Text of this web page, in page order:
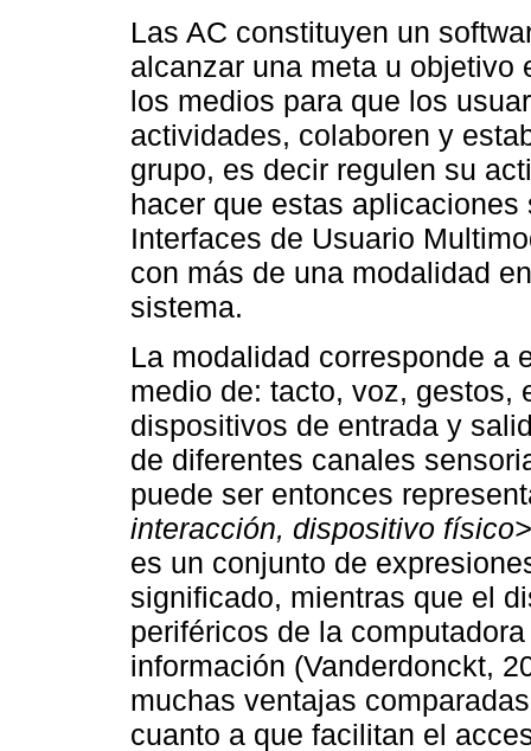
Las AC constituyen un
alcanzar una meta u objetivo
los medios para que los
actividades, colaboren y
grupo, es decir regulen su
hacer que estas
Interfaces de Usuario
con más de una modalidad
sistema.
La modalidad corresponde a
medio de: tacto, voz, gestos,
dispositivos de entrada y
de diferentes canales
puede ser entonces
interacción, dispositivo físico>
es un conjunto de
significado, mientras que el
periféricos de la
información (Vanderdonckt,
muchas ventajas
cuanto a que facilitan el